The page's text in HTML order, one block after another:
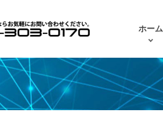
ホーム